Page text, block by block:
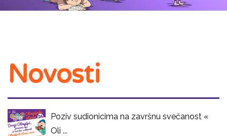
Novosti
Poziv sudionicima na završnu svečanost «
Oli ...